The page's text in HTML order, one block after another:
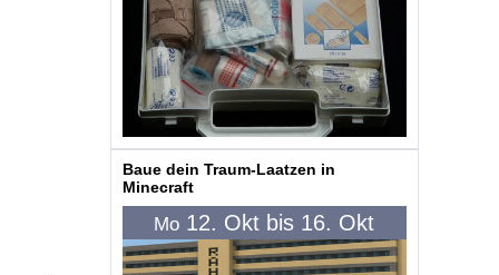
Baue dein Traum-Laatzen in
Minecraft
Mo 12. Okt bis 16. Okt